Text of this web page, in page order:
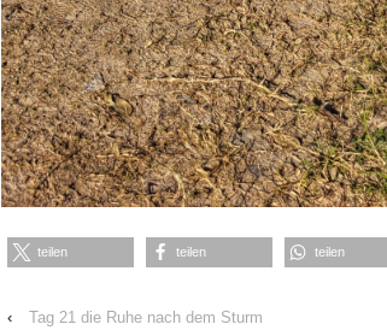
teilen teilen teilen
‹
Tag 21 die Ruhe nach dem Sturm